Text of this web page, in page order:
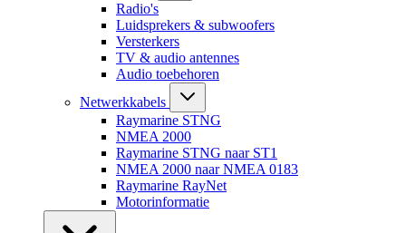
Radio's
Luidsprekers & subwoofers
Versterkers
TV & audio antennes
Audio toebehoren
Netwerkkabels
Raymarine STNG
NMEA 2000
Raymarine STNG naar ST1
NMEA 2000 naar NMEA 0183
Raymarine RayNet
Motorinformatie